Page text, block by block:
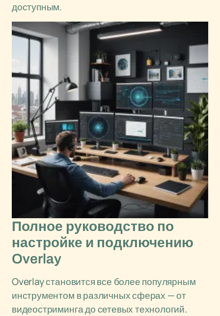
доступным.
Полное руководство по
настройке и подключению
Overlay
Overlay становится все более популярным
инструментом в различных сферах — от
видеостриминга до сетевых технологий.